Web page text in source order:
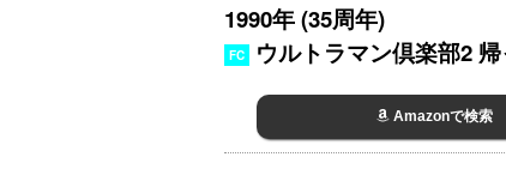
1990年 (35周年)
FC ウルトラマン倶楽部2
Amazonで検索